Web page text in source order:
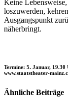
Keine
loszuwerden,
Ausgangspunkt
näherbringt.
Termine: 5. Januar,
www.staatstheater-
Ähnliche Beiträge